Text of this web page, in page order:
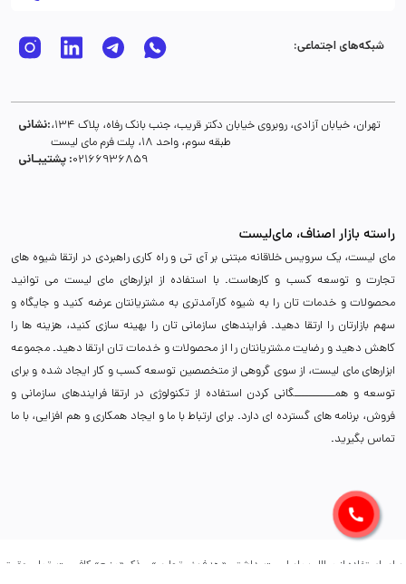
شبکه‌های اجتماعی:
نشانی:تهران، خیابان آزادی، روبروی خیابان دکتر قریب، جنب بانک رفاه، پلاک 134،
طبقه سوم، واحد 18، پلت فرم مای لیست
پشتیبـانی :02166936859
راسته بازار اصناف، مای‌لیست
مای لیست، یک سرویس خلاقانه مبتنی بر آی تی و راه کاری راهبردی در ارتقا شیوه های
تجارت و توسعه کسب و کارهاست. با استفاده از ابزارهای مای لیست می توانید
محصولات و خدمات تان را به شیوه کارآمدتری به مشتریانتان عرضه کنید و جایگاه و
سهم بازارتان را ارتقا دهید. فرایندهای سازمانی تان را بهینه سازی کنید، هزینه ها را
کاهش دهید و رضایت مشتریانتان را از محصولات و خدمات تان ارتقا دهید. مجموعه
ابزارهای مای لیست، از سوی گروهی از متخصصین توسعه کسب و کار ایجاد شده و برای
توسعه و همـــــــــــگانی کردن استفاده از تکنولوژی در ارتقا فرایندهای سازمانی و
فروش، برنامه های گسترده ای دارد. برای ارتباط با ما و ایجاد همکاری و هم افزایی، با ما
تماس بگیرید.
برای استفاده از مطالب مای‌لیست، داشتن «هدف غیرتجاری» و ذکر «منبع» کافیست. تمام حقوق